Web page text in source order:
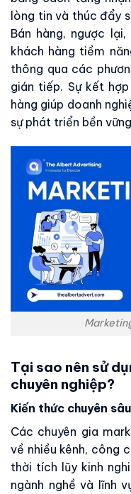
lòng tin và thúc đẩy
Bán hàng, ngược
khách hàng tiềm
thông qua các
gián tiếp. Sự kết
hàng giúp doanh
sự phát triển bền
Tại sao nên sử
chuyên nghiệp?
Kiến thức chuyên
Các chuyên gia
về nhiều kênh, công
thời tích lũy kinh
ngành nghề và lĩnh